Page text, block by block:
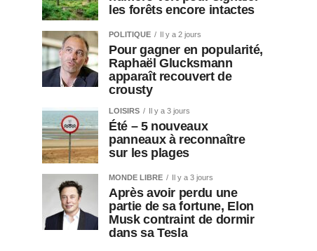
les forêts encore intactes
POLITIQUE Il y a 2 jours
Pour gagner en popularité,
Raphaël Glucksmann
apparaît recouvert de
crousty
LOISIRS Il y a 3 jours
Été – 5 nouveaux
panneaux à reconnaître
sur les plages
MONDE LIBRE Il y a 3 jours
Après avoir perdu une
partie de sa fortune, Elon
Musk contraint de dormir
dans sa Tesla